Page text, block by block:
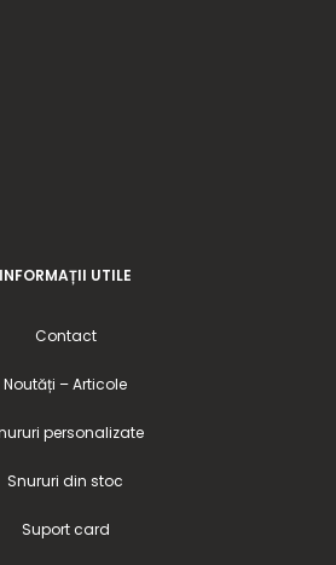
INFORMAȚII UTILE
Contact
Noutăți – Articole
personalizate
Snururi din stoc
Suport card